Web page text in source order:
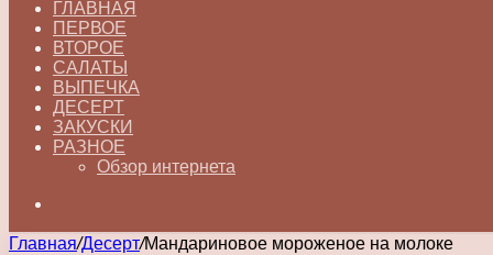
ГЛАВНАЯ
ПЕРВОЕ
ВТОРОЕ
САЛАТЫ
ВЫПЕЧКА
ДЕСЕРТ
ЗАКУСКИ
РАЗНОЕ
Обзор интернета
Главная/Десерт/Мандариновое мороженое на молоке